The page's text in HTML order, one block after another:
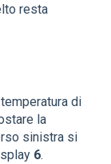
resta
di
la
sinistra si
6.